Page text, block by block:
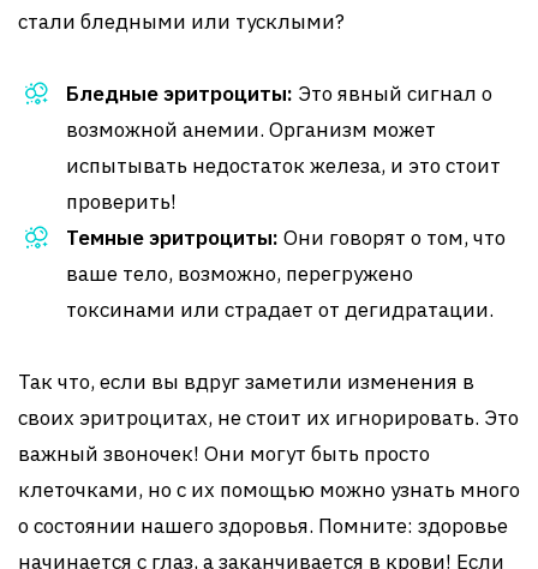
стали бледными или тусклыми?
Бледные эритроциты: Это явный сигнал о
возможной анемии. Организм может
испытывать недостаток железа, и это стоит
проверить!
Темные эритроциты: Они говорят о том, что
ваше тело, возможно, перегружено
токсинами или страдает от дегидратации.
Так что, если вы вдруг заметили изменения в
своих эритроцитах, не стоит их игнорировать. Это
важный звоночек! Они могут быть просто
клеточками, но с их помощью можно узнать много
о состоянии нашего здоровья. Помните: здоровье
начинается с глаз, а заканчивается в крови! Если